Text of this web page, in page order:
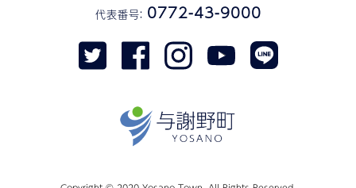
代表番号： 0772-43-9000